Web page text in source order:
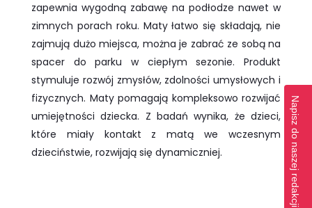
zapewnia wygodną zabawę na podłodze nawet w
zimnych porach roku. Maty łatwo się składają, nie
zajmują dużo miejsca, można je zabrać ze sobą na
spacer do parku w ciepłym sezonie. Produkt
stymuluje rozwój zmysłów, zdolności umysłowych i
fizycznych. Maty pomagają kompleksowo rozwijać
umiejętności dziecka. Z badań wynika, że dzieci,
które miały kontakt z matą we wczesnym
dzieciństwie, rozwijają się dynamiczniej.
Napisz do naszej redakcji